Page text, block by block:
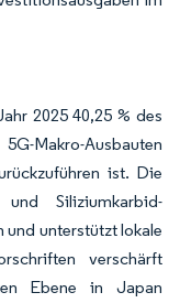
2025 40,25 % des
Makro-Ausbauten
ist. Die
Siliziumkarbid-
unterstützt lokale
verschärft
Ebene in Japan